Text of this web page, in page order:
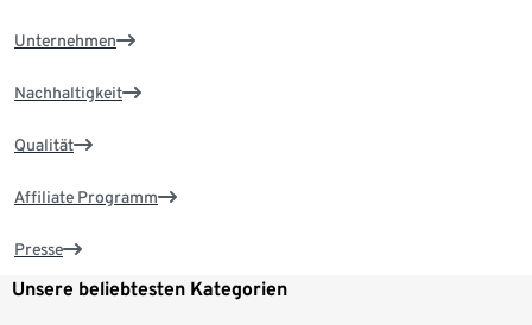
Unternehmen
Nachhaltigkeit
Qualität
Affiliate Programm
Presse
Unsere beliebtesten Kategorien